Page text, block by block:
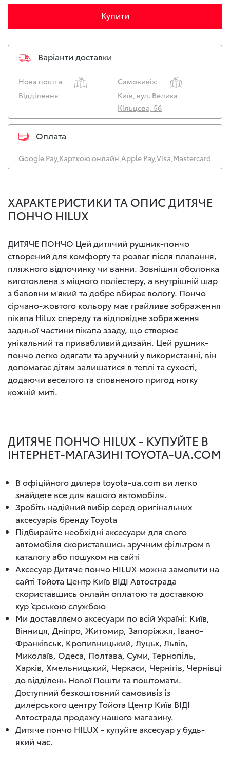
Купити
Варіанти доставки
Нова пошта
Самовивіз:
Відділення
Київ, вул. Велика
Кільцева, 56
Оплата
Google Pay,Карткою онлайн,Apple Pay,Visa,Mastercard
ХАРАКТЕРИСТИКИ ТА ОПИС ДИТЯЧЕ
ПОНЧО HILUX
ДИТЯЧЕ ПОНЧО Цей дитячий рушник-пончо
створений для комфорту та розваг після плавання,
пляжного відпочинку чи ванни. Зовнішня оболонка
виготовлена з міцного поліестеру, а внутрішній шар
з бавовни м'який та добре вбирає вологу. Пончо
сірчано-жовтого кольору має грайливе зображення
пікапа Hilux спереду та відповідне зображення
задньої частини пікапа ззаду, що створює
унікальний та привабливий дизайн. Цей рушник-
пончо легко одягати та зручний у використанні, він
допомагає дітям залишатися в теплі та сухості,
додаючи веселого та сповненого пригод нотку
кожній миті.
ДИТЯЧЕ ПОНЧО HILUX - КУПУЙТЕ В
ІНТЕРНЕТ-МАГАЗИНІ TOYOTA-UA.COM
В офіційного дилера toyota-ua.com ви легко
знайдете все для вашого автомобіля.
Зробіть надійний вибір серед оригінальних
аксесуарів бренду Toyota
Підбирайте необхідні аксесуари для свого
автомобіля скориставшись зручним фільтром в
каталогу або пошуком на сайті
Аксесуар Дитяче пончо HILUX можна замовити на
сайті Тойота Центр Київ ВІДІ Автострада
скориставшись онлайн оплатою та доставкою
кур`єрською службою
Ми доставляємо аксесуари по всій Україні: Київ,
Вінниця, Дніпро, Житомир, Запоріжжя, Івано-
Франківськ, Кропивницький, Луцьк, Львів,
Миколаїв, Одеса, Полтава, Суми, Тернопіль,
Харків, Хмельницький, Черкаси, Чернігів, Чернівці
до відділень Нової Пошти та поштомати.
Доступний безкоштовний самовивіз із
дилерського центру Тойота Центр Київ ВІДІ
Автострада продажу нашого магазину.
Дитяче пончо HILUX - купуйте аксесуар у будь-
який час.